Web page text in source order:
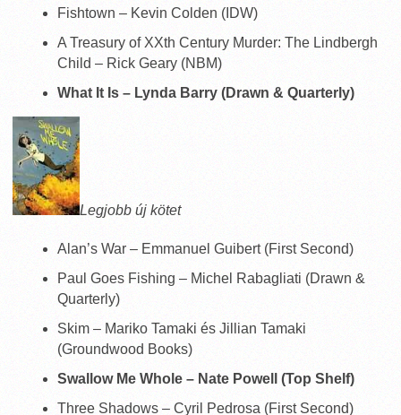
Fishtown – Kevin Colden (IDW)
A Treasury of XXth Century Murder: The Lindbergh
Child – Rick Geary (NBM)
What It Is – Lynda Barry (Drawn & Quarterly)
Legjobb új kötet
Alan’s War – Emmanuel Guibert (First Second)
Paul Goes Fishing – Michel Rabagliati (Drawn &
Quarterly)
Skim – Mariko Tamaki és Jillian Tamaki
(Groundwood Books)
Swallow Me Whole – Nate Powell (Top Shelf)
Three Shadows – Cyril Pedrosa (First Second)